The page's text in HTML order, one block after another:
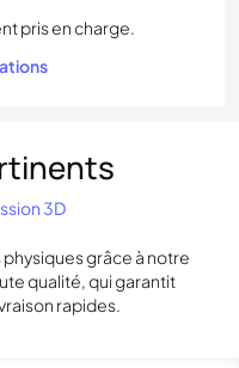
pris en charge.
3D
grâce à notre
qualité, qui garantit
rapides.